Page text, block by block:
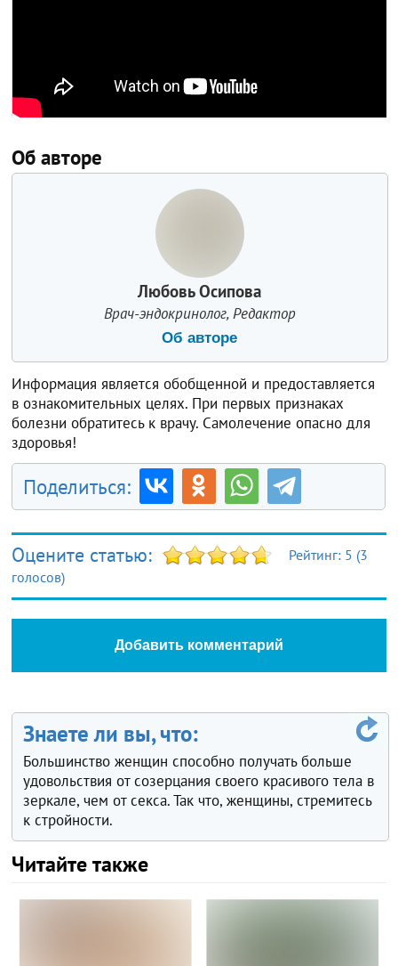
Об авторе
Любовь Осипова
Врач-эндокринолог, Редактор
Об авторе
Информация является обобщенной и предоставляется
в ознакомительных целях. При первых признаках
болезни обратитесь к врачу. Самолечение опасно для
здоровья!
Поделиться:
Оцените статью: Рейтинг: 5 (3
голосов)
Добавить комментарий
Знаете ли вы, что:
Большинство женщин способно получать больше
удовольствия от созерцания своего красивого тела в
зеркале, чем от секса. Так что, женщины, стремитесь
к стройности.
Читайте также